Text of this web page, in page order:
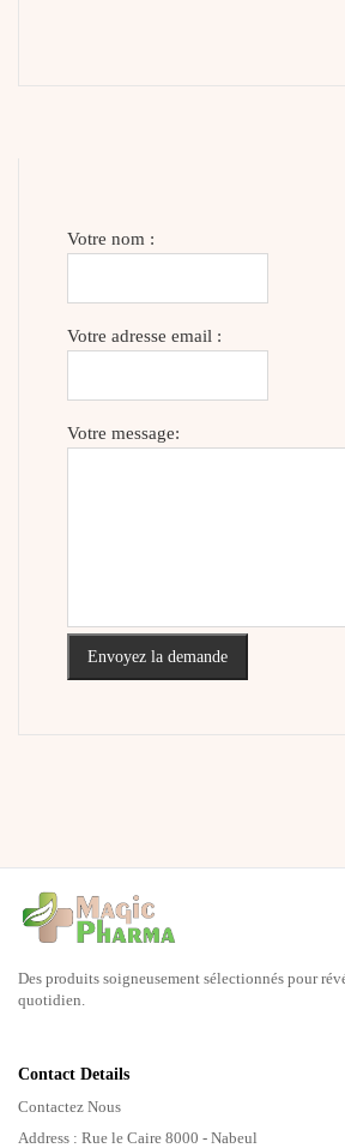
Votre nom :
Votre adresse email :
Votre message:
Envoyez la demande
Des produits soigneusement sélectionnés pour
quotidien.
Contact Details
Contactez Nous
Address : Rue le Caire 8000 - Nabeul